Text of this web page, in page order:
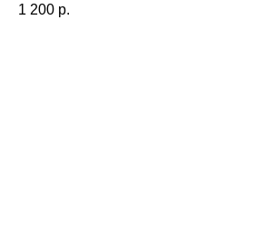
1 200 р.